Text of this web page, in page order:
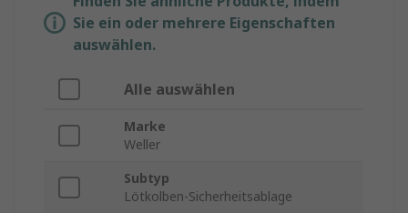
Sie ein oder mehrere Eigenschaften
auswählen.
Alle auswählen
Marke
Weller
Subtyp
Lötkolben-Sicherheitsablage